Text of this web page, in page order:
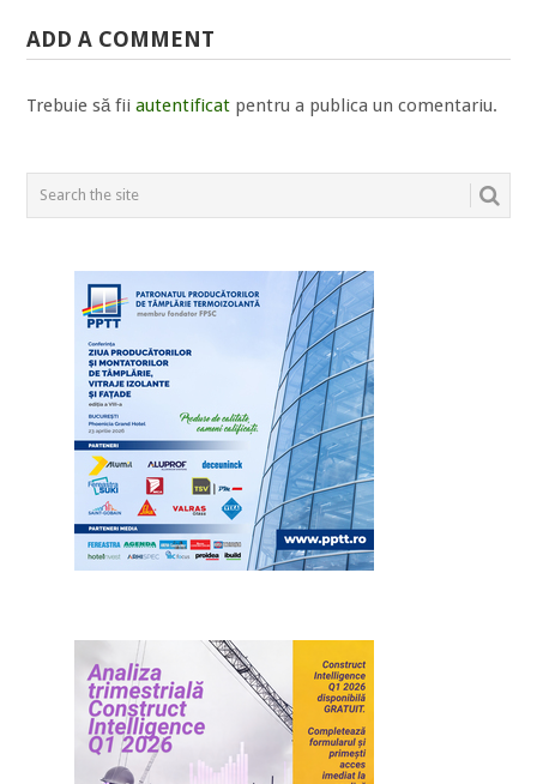
ADD A COMMENT
Trebuie să fiiautentificat pentru a publica un comentariu.